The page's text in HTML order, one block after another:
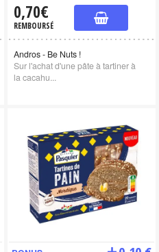
0,70€
REMBOURSÉ
Andros - Be Nuts !
Sur l'achat d'une pâte à tartiner à
la cacahu...